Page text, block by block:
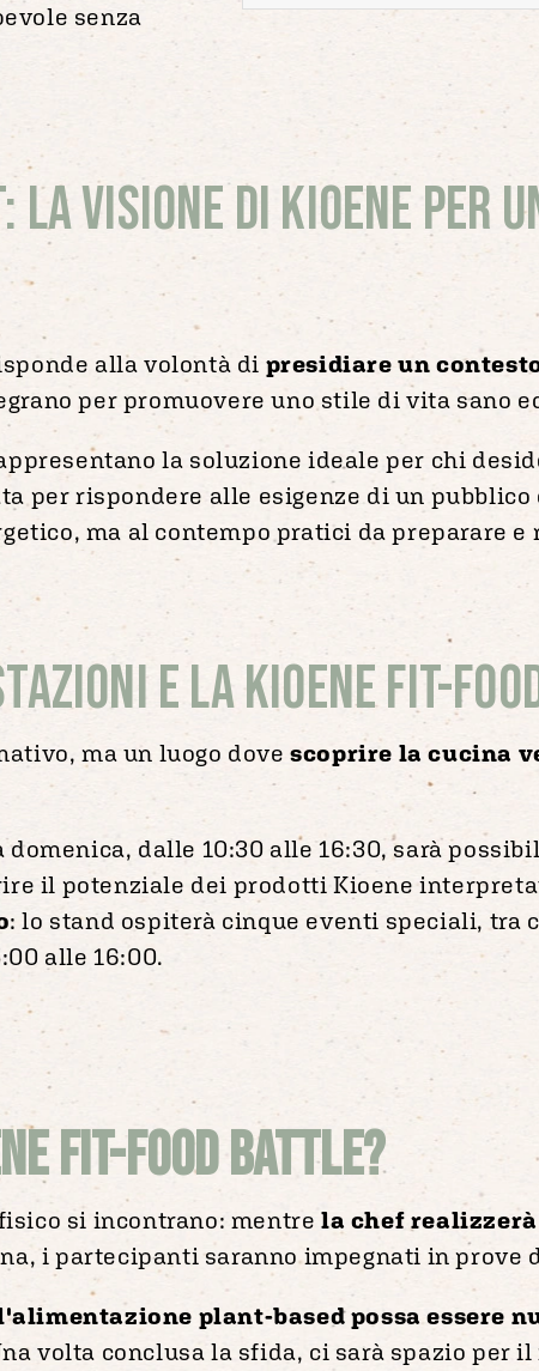
senza
la visione di Kioene per
alla volontà di presidiare un
per promuovere uno stile di vita sano
la soluzione ideale per chi
per rispondere alle esigenze di un
ma al contempo pratici da preparare e
e la Kioene Fit-
ma un luogo dovescoprire la cucina
domenica, dalle 10:30 alle 16:30, sarà
il potenziale dei prodotti Kioene
: lo stand ospiterà cinque eventi speciali, tra
alle 16:00.
Fit-Food Battle?
si incontrano: mentre la chef
i partecipanti saranno impegnati in prove
plant-based possa essere
volta conclusa la sfida, ci sarà spazio per